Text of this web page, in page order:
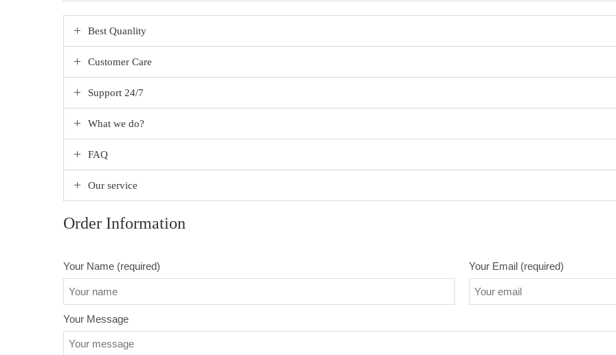
Best Quanlity
Customer Care
Support 24/7
What we do?
FAQ
Our service
Order Information
Your Name (required) Your Email (required)
Your Message